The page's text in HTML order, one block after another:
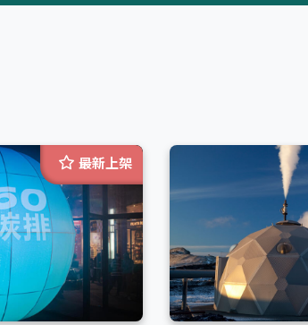
最新上架